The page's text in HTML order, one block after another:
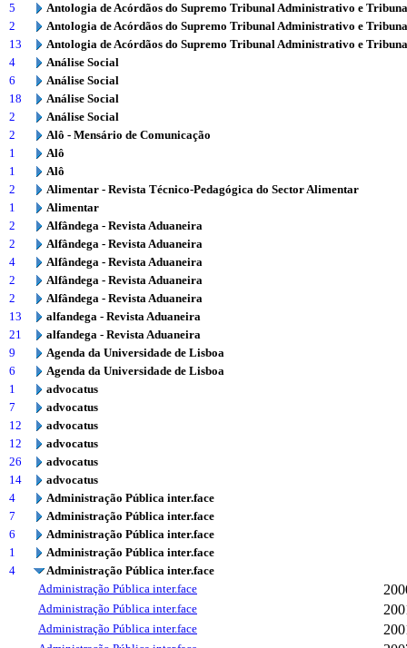
5
Antologia de Acórdãos do Supremo Tribunal Administrativo e
2
Antologia de Acórdãos do Supremo Tribunal Administrativo e
13
Antologia de Acórdãos do Supremo Tribunal Administrativo e
4
Análise Social
6
Análise Social
18
Análise Social
2
Análise Social
2
Alô - Mensário de Comunicação
1
Alô
1
Alô
2
Alimentar - Revista Técnico-Pedagógica do Sector Alimentar
1
Alimentar
2
Alfândega - Revista Aduaneira
2
Alfândega - Revista Aduaneira
4
Alfândega - Revista Aduaneira
2
Alfândega - Revista Aduaneira
2
Alfândega - Revista Aduaneira
13
alfandega - Revista Aduaneira
21
alfandega - Revista Aduaneira
9
Agenda da Universidade de Lisboa
6
Agenda da Universidade de Lisboa
1
advocatus
7
advocatus
12
advocatus
12
advocatus
26
advocatus
14
advocatus
4
Administração Pública inter.face
7
Administração Pública inter.face
6
Administração Pública inter.face
1
Administração Pública inter.face
4
Administração Pública inter.face
Administração Pública inter.face
Administração Pública inter.face
Administração Pública inter.face